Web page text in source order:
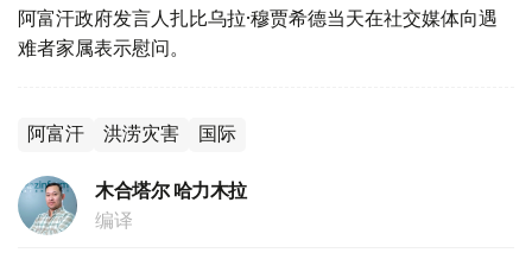
阿富汗政府发言人扎比乌拉·穆贾希德当天在社交媒体向遇
难者家属表示慰问。
阿富汗 洪涝灾害 国际
木合塔尔 哈力木拉
编译